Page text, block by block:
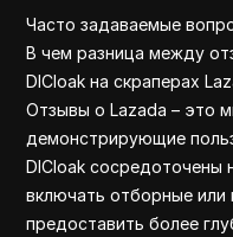
Часто задаваемые
В чем разница между
DICloak на скраперах
Отзывы о Lazada – это
демонстрирующие
DICloak сосредоточены
включать отборные или
предоставить более